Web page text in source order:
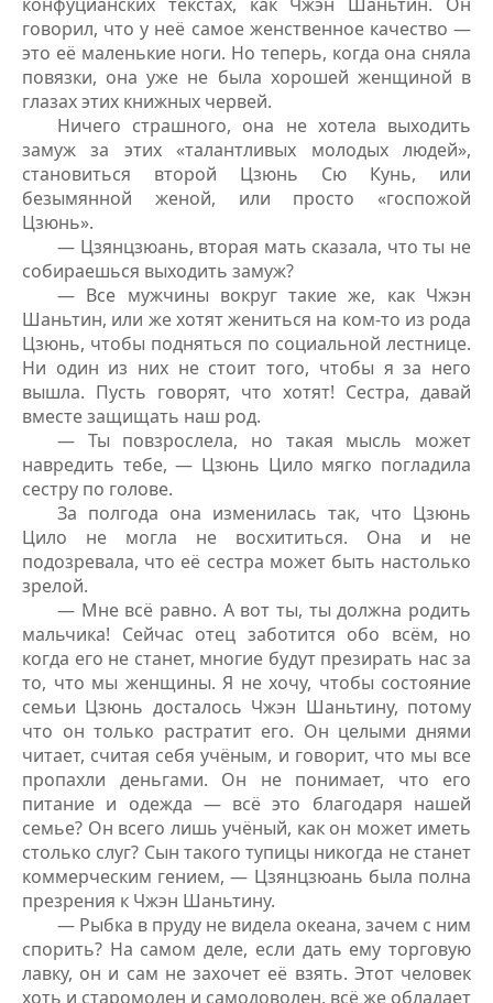
говорил, что у неё самое женственное качество —
это её маленькие ноги. Но теперь, когда она сняла
повязки, она уже не была хорошей женщиной в
глазах этих книжных червей.
Ничего страшного, она не хотела выходить
замуж за этих «талантливых молодых людей»,
становиться второй Цзюнь Сю Кунь, или
безымянной женой, или просто «госпожой
Цзюнь».
— Цзянцзюань, вторая мать сказала, что ты не
собираешься выходить замуж?
— Все мужчины вокруг такие же, как Чжэн
Шаньтин, или же хотят жениться на ком-то из рода
Цзюнь, чтобы подняться по социальной лестнице.
Ни один из них не стоит того, чтобы я за него
вышла. Пусть говорят, что хотят! Сестра, давай
вместе защищать наш род.
— Ты повзрослела, но такая мысль может
навредить тебе, — Цзюнь Цило мягко погладила
сестру по голове.
За полгода она изменилась так, что Цзюнь
Цило не могла не восхититься. Она и не
подозревала, что её сестра может быть настолько
зрелой.
— Мне всё равно. А вот ты, ты должна родить
мальчика! Сейчас отец заботится обо всём, но
когда его не станет, многие будут презирать нас за
то, что мы женщины. Я не хочу, чтобы состояние
семьи Цзюнь досталось Чжэн Шаньтину, потому
что он только растратит его. Он целыми днями
читает, считая себя учёным, и говорит, что мы все
пропахли деньгами. Он не понимает, что его
питание и одежда — всё это благодаря нашей
семье? Он всего лишь учёный, как он может иметь
столько слуг? Сын такого тупицы никогда не станет
коммерческим гением, — Цзянцзюань была полна
презрения к Чжэн Шаньтину.
— Рыбка в пруду не видела океана, зачем с ним
спорить? На самом деле, если дать ему торговую
лавку, он и сам не захочет её взять. Этот человек
хоть и старомоден и самодоволен, всё же обладает